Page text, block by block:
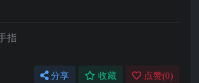
指
分享 收藏 点赞(0)